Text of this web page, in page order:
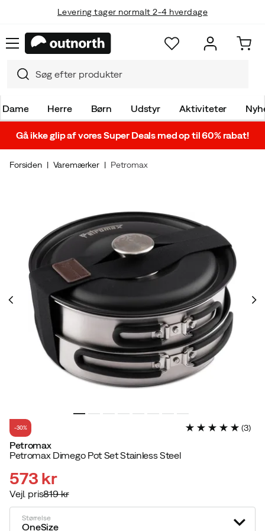
Levering tager normalt 2-4 hverdage
Dame Herre Børn Udstyr Aktiviteter
Gå ikke glip af vores Super Deals med op til 60% rabat!
Forsiden Varemærker Petromax
-30% (3)
Petromax
Petromax Dimego Pot Set Stainless Steel
discounted
price
573 kr
original
price
Vejl. pris819 kr
Størrelse
OneSize